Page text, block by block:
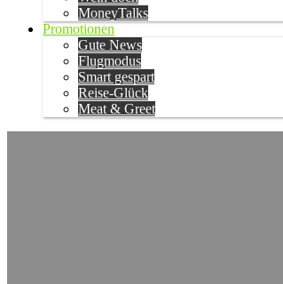
MoneyTalks
Promotionen
Gute News
Flugmodus
Smart gespart
Reise-Glück
Meat & Greet